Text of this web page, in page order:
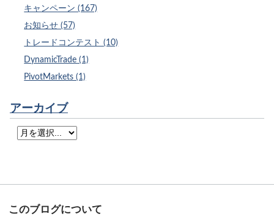
キャンペーン (167)
お知らせ (57)
トレードコンテスト (10)
DynamicTrade (1)
PivotMarkets (1)
アーカイブ
このブログについて